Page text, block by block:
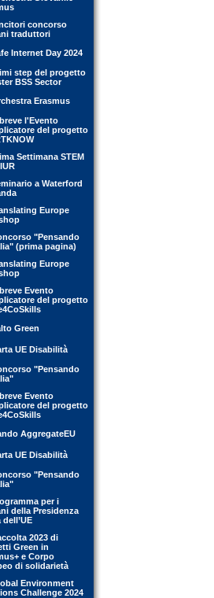
concorso
traduttori
Internet Day 2024
step del progetto
BSS Sector
Erasmus
l'Evento
del progetto
Settimana STEM
a Waterford
Europe
"Pensando
(prima pagina)
Europe
Evento
del progetto
Green
UE Disabilità
"Pensando
Evento
del progetto
AggregateEU
UE Disabilità
"Pensando
per i
della Presidenza
dell’UE
2023 di
Green in
e Corpo
di solidarietà
Environment
Challenge 2024